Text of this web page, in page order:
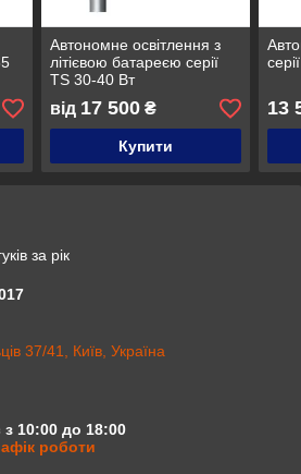
Автономне освітлення з
літієвою батареєю серії
ТS 30-40 Вт
Програмований
від 17 500₴
Купити
13
за рік
37/41, Київ, Україна
10:00 до 18:00
роботи